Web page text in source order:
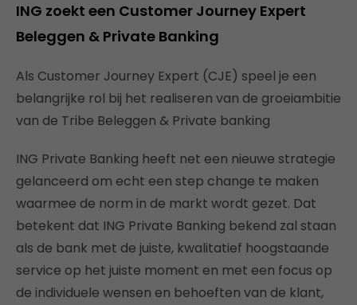
ING zoekt een Customer Journey Expert
Beleggen & Private Banking
Als Customer Journey Expert (CJE) speel je een
belangrijke rol bij het realiseren van de groeiambitie
van de Tribe Beleggen & Private banking
ING Private Banking heeft net een nieuwe strategie
gelanceerd om echt een step change te maken
waarmee de norm in de markt wordt gezet. Dat
betekent dat ING Private Banking bekend zal staan
als de bank met de juiste, kwalitatief hoogstaande
service op het juiste moment en met een focus op
de individuele wensen en behoeften van de klant,